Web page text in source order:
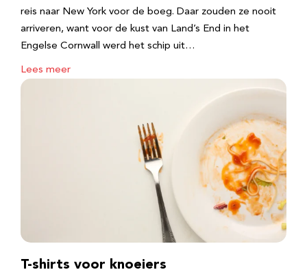
reis naar New York voor de boeg. Daar zouden ze nooit
arriveren, want voor de kust van Land’s End in het
Engelse Cornwall werd het schip uit…
Lees meer
T-shirts voor knoeiers